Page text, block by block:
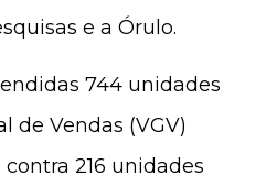
e a Órulo.
744 unidades
de Vendas (VGV)
216 unidades